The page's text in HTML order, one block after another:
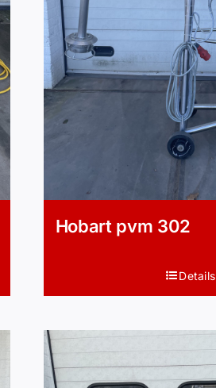
Hobart pvm 302
Details